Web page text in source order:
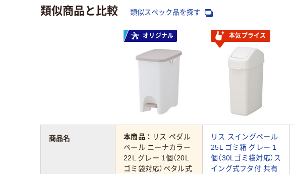
類似商品と比較 類似スペック品を探す
オリジナル 本気プライス
本商品： リス ペダル
ペール ニーナカラー
22L グレー 1個（20L
ゴミ袋対応）ペタル式
リス スイングペール
25L ゴミ箱 グレー 1
個（30Lゴミ袋対応）ス
イング式フタ付 共有
商品名